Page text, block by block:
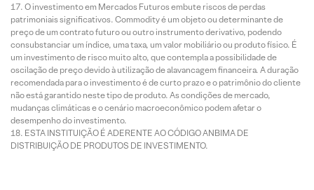
O investimento em Mercados Futuros embute riscos de perdas
patrimoniais significativos. Commodity é um objeto ou determinante de
preço de um contrato futuro ou outro instrumento derivativo, podendo
consubstanciar um índice, uma taxa, um valor mobiliário ou produto físico. É
um investimento de risco muito alto, que contempla a possibilidade de
oscilação de preço devido à utilização de alavancagem financeira. A duração
recomendada para o investimento é de curto prazo e o patrimônio do cliente
não está garantido neste tipo de produto. As condições de mercado,
mudanças climáticas e o cenário macroeconômico podem afetar o
desempenho do investimento.
ESTA INSTITUIÇÃO É ADERENTE AO CÓDIGO ANBIMA DE
DISTRIBUIÇÃO DE PRODUTOS DE INVESTIMENTO.